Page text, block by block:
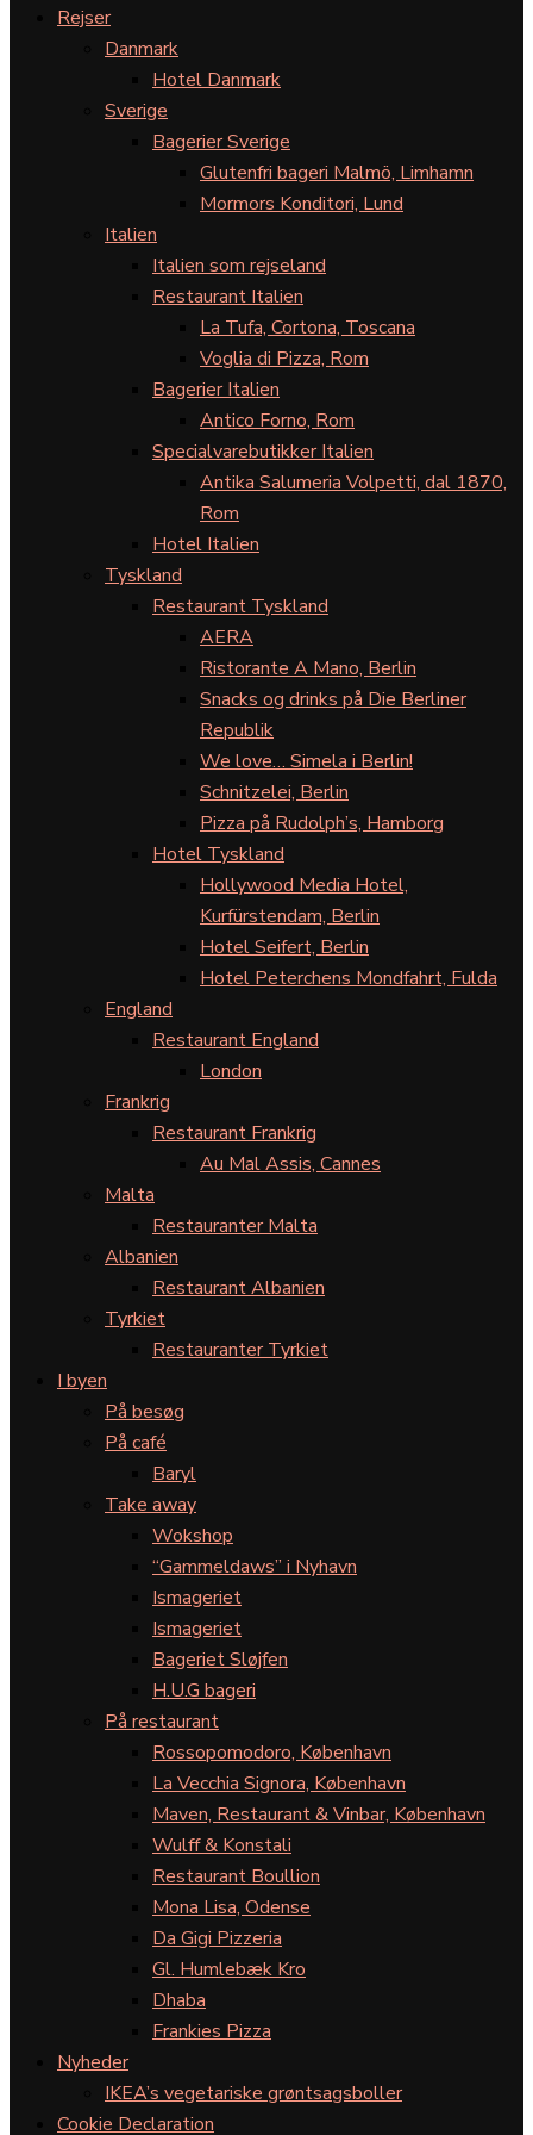
Rejser
Danmark
Hotel Danmark
Sverige
Bagerier Sverige
Glutenfri bageri Malmö, Limhamn
Mormors Konditori, Lund
Italien
Italien som rejseland
Restaurant Italien
La Tufa, Cortona, Toscana
Voglia di Pizza, Rom
Bagerier Italien
Antico Forno, Rom
Specialvarebutikker Italien
Antika Salumeria Volpetti, dal 1870,
Rom
Hotel Italien
Tyskland
Restaurant Tyskland
AERA
Ristorante A Mano, Berlin
Snacks og drinks på Die Berliner
Republik
We love… Simela i Berlin!
Schnitzelei, Berlin
Pizza på Rudolph’s, Hamborg
Hotel Tyskland
Hollywood Media Hotel,
Kurfürstendam, Berlin
Hotel Seifert, Berlin
Hotel Peterchens Mondfahrt, Fulda
England
Restaurant England
London
Frankrig
Restaurant Frankrig
Au Mal Assis, Cannes
Malta
Restauranter Malta
Albanien
Restaurant Albanien
Tyrkiet
Restauranter Tyrkiet
I byen
På besøg
På café
Baryl
Take away
Wokshop
“Gammeldaws” i Nyhavn
Ismageriet
Ismageriet
Bageriet Sløjfen
H.U.G bageri
På restaurant
Rossopomodoro, København
La Vecchia Signora, København
Maven, Restaurant & Vinbar, København
Wulff & Konstali
Restaurant Boullion
Mona Lisa, Odense
Da Gigi Pizzeria
Gl. Humlebæk Kro
Dhaba
Frankies Pizza
Nyheder
IKEA’s vegetariske grøntsagsboller
Cookie Declaration